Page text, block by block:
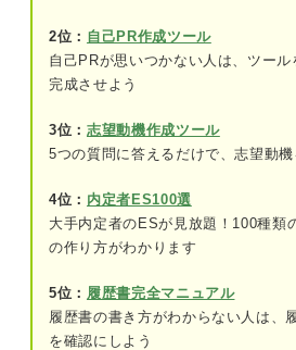
を解説！
研究テーマ
研究の成果や実績
研究を通して学んだこ
要チェック！ ESに研究内容
ント
2位： 自己PR作成ツール
自己PRが思いつかない人は、ツー
完成させよう
3位： 志望動機作成ツール
5つの質問に答えるだけで、志望動
4位： 内定者ES100選
大手内定者のESが見放題！100種類
の作り方がわかります
5位： 履歴書完全マニュアル
履歴書の書き方がわからない人は、
を確認にしよう